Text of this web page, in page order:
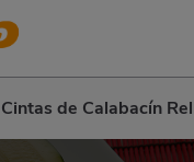
Cintas de Calabacín
Olivas y Queso de